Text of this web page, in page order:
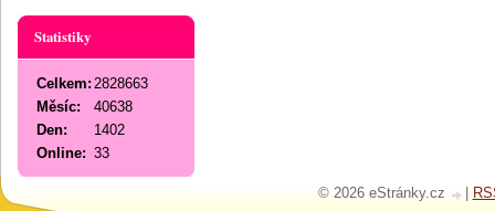
Statistiky
Online: 33
Celkem: 2828663
Měsíc:
40638
Den:
1402
© 2026 eStránky.cz